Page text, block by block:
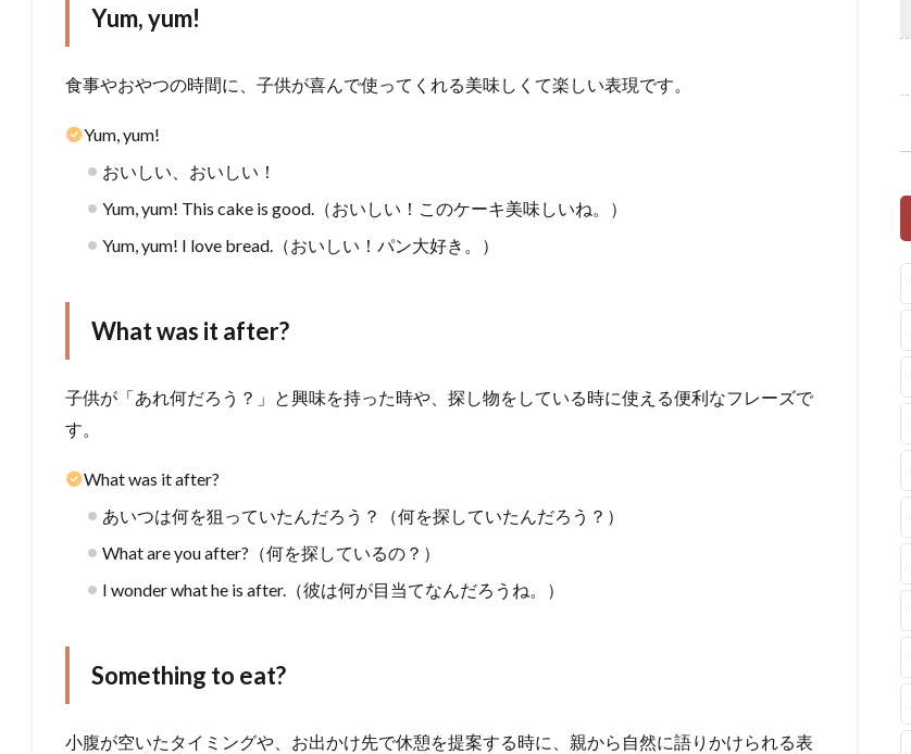
Yum, yum!
食事やおやつの時間に、子供が喜んで使ってくれる美味しくて楽しい表現です。
Yum, yum!
おいしい、おいしい！
Yum, yum! This cake is good.（おいしい！このケーキ美味しいね。）
Yum, yum! I love bread.（おいしい！パン大好き。）
What was it after?
子供が「あれ何だろう？」と興味を持った時や、探し物をしている時に使える便利なフレーズで
す。
What was it after?
あいつは何を狙っていたんだろう？（何を探していたんだろう？）
What are you after?（何を探しているの？）
I wonder what he is after.（彼は何が目当てなんだろうね。）
Something to eat?
小腹が空いたタイミングや、お出かけ先で休憩を提案する時に、親から自然に語りかけられる表